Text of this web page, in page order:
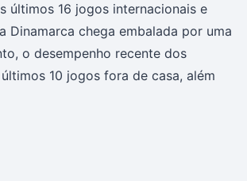
últimos 16 jogos internacionais e
Dinamarca chega embalada por uma
o desempenho recente dos
10 jogos fora de casa, além